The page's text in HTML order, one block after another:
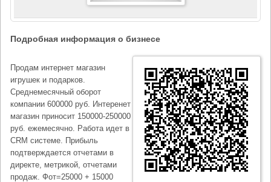
Подробная информация о бизнесе
Продам интернет магазин
игрушек и подарков.
Среднемесячный оборот
компании 600000 руб. Интеренет
магазин приносит 150000-250000
руб. ежемесячно. Работа идет в
CRM системе. Прибыль
подтверждается отчетами в
директе, метрикой, отчетами
продаж. Фот=25000 + 15000